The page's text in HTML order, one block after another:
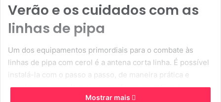
Verão e os cuidados com as
linhas de pipa
Um dos equipamentos primordiais para o combate às
linhas de pipa com cerol é a antena corta linha. É possível
instalá-la com o passo a passo, de maneira prática e
simples, agregando mais proteção para a rotina do
Mostrar mais